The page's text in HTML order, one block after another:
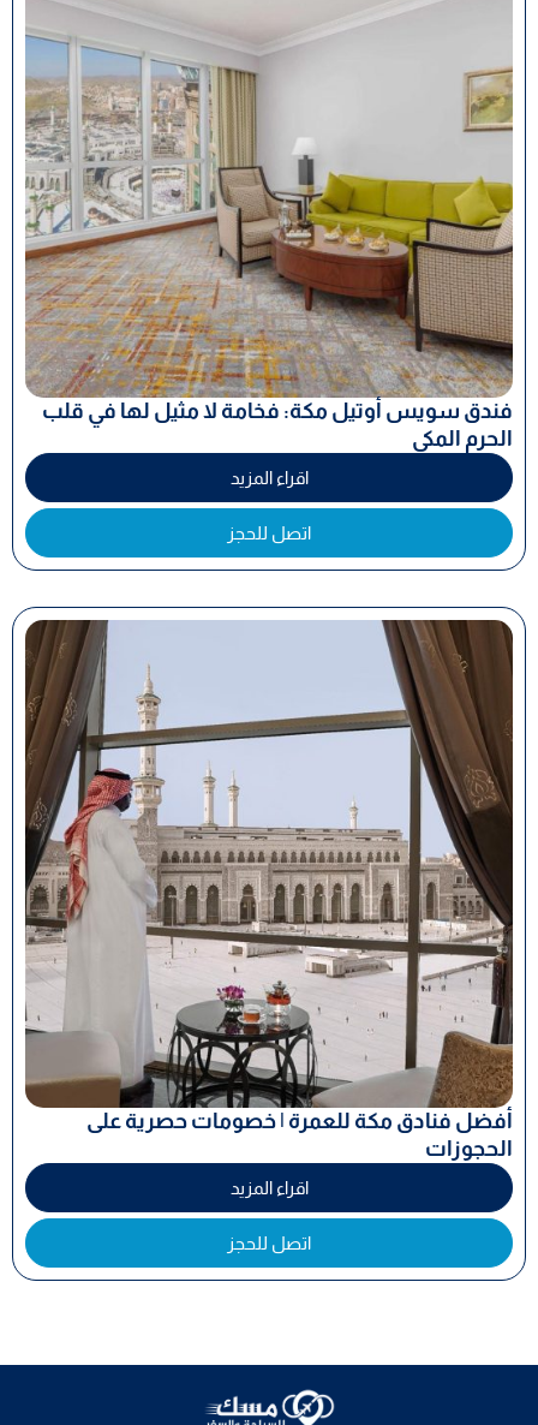
فندق سويس أوتيل مكة: فخامة لا مثيل لها في قلب
الحرم المكي
اقراء المزيد
اتصل للحجز
أفضل فنادق مكة للعمرة | خصومات حصرية على
الحجوزات
اقراء المزيد
اتصل للحجز